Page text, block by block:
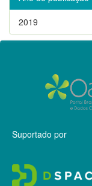
2019
Suportado por